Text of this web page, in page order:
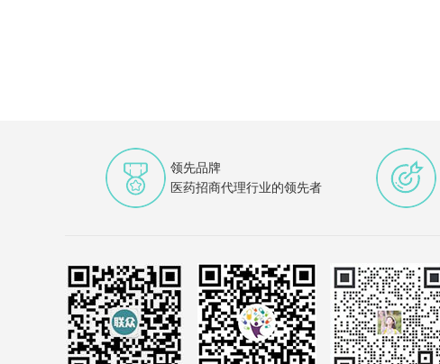
领先品牌
医药招商代理行业的领先者